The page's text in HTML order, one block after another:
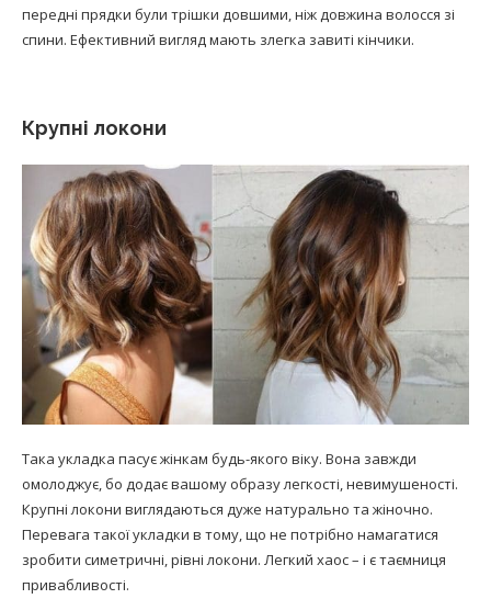
передні прядки були трішки довшими, ніж довжина волосся зі
спини. Ефективний вигляд мають злегка завиті кінчики.
Крупні локони
Така укладка пасує жінкам будь-якого віку. Вона завжди
омолоджує, бо додає вашому образу легкості, невимушеності.
Крупні локони виглядаються дуже натурально та жіночно.
Перевага такої укладки в тому, що не потрібно намагатися
зробити симетричні, рівні локони. Легкий хаос – і є таємниця
привабливості.